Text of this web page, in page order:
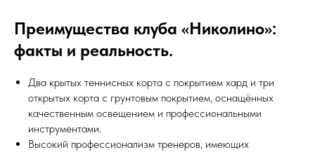
Преимущества клуба «Николино»:
факты и реальность.
Два крытых теннисных корта с покрытием хард и три
открытых корта с грунтовым покрытием, оснащённых
качественным освещением и профессиональными
инструментами.
Высокий профессионализм тренеров, имеющих